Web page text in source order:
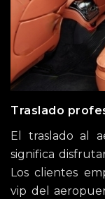
Traslado
El traslado al
significa
Los clientes
vip del